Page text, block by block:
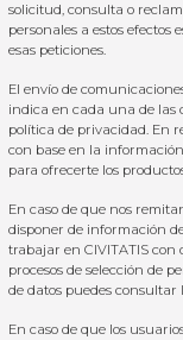
solicitud, consulta o
personales a estos
esas peticiones.
El envío de
indica en cada una de las
política de privacidad. En
con base en la
para ofrecerte los
En caso de que nos
disponer de información
trabajar en CIVITATIS con
procesos de selección de
de datos puedes consultar
En caso de que los